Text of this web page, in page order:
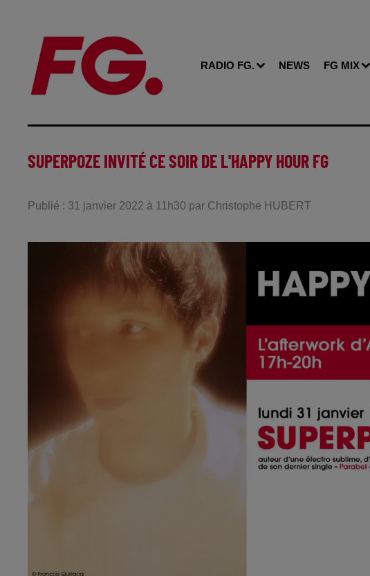
RADIO FG. NEWS FG MIX
SUPERPOZE INVITÉ CE SOIR DE L'HAPPY HOUR FG
Publié : 31 janvier 2022 à 11h30 par Christophe HUBERT